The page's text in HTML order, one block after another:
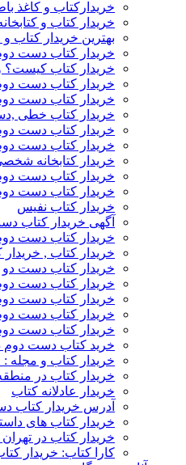
خریدارکتاب و کاغذ
خریدار کتاب و
بهترین خریدار کتاب
خریدار کتاب دست
خریدار کتاب
خریدار کتاب دست
خریدار کتاب دست
خریدار کتاب خطی
خریدار کتاب دست
خریدار کتاب دست
خریدار کتابخانه
خریدار کتاب دست
خریدار کتاب دست
خریدار کتاب نفیس
آگهی خریدار کتاب
خریدار کتاب دست
خریدار کتاب ,
خریدار کتاب دست دو
خریدار کتاب دست
خریدار کتاب دست
خریدار کتاب دست
خریدار کتاب دست
خرید کتاب دست دوم
خریدار کتاب و
خریدار کتاب در منطقه
خریدار عادلانه کتاب
آدرس خریدار کتاب
خریدار کتاب های
خریدار کتاب در
کارا کتاب: خریدار